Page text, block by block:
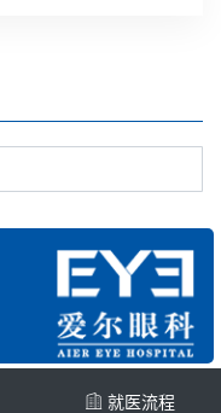
就医流程